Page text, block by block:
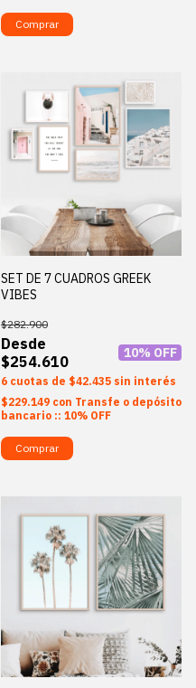
Comprar
SET DE 7 CUADROS GREEK
VIBES
$254.610
$282.900
10% OFF
6 $42.435 sin interés
$229.149 con Transfe o depósito
bancario :: 10% OFF
Comprar